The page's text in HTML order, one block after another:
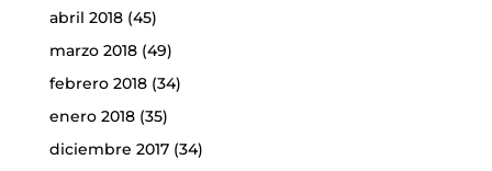
abril 2018(45)
marzo 2018(49)
febrero 2018(34)
enero 2018(35)
diciembre 2017(34)